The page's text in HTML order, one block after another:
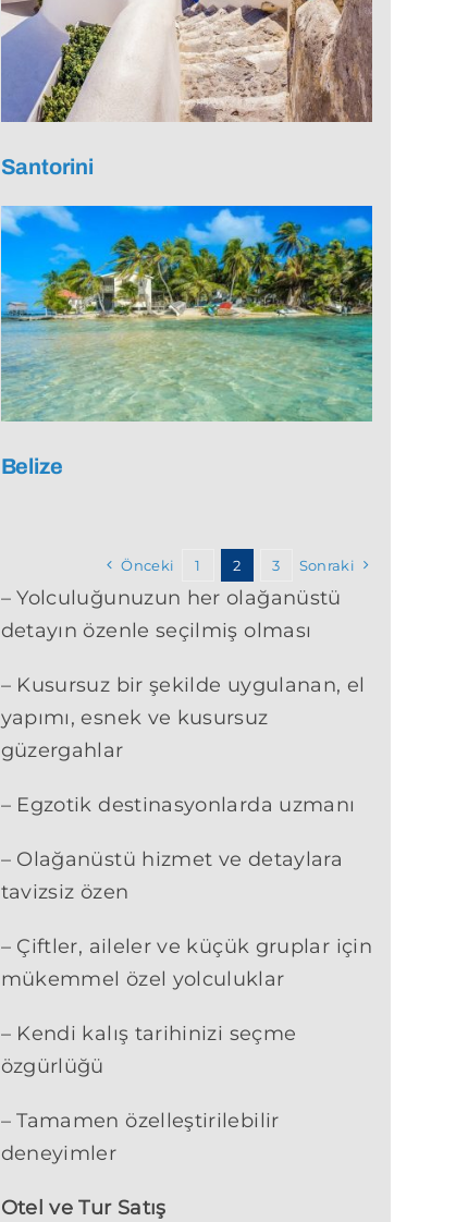
Santorini
Belize
Önceki 1 2 3 Sonraki
– Yolculuğunuzun her olağanüstü
detayın özenle seçilmiş olması
– Kusursuz bir şekilde uygulanan, el
yapımı, esnek ve kusursuz
güzergahlar
– Egzotik destinasyonlarda uzmanı
– Olağanüstü hizmet ve detaylara
tavizsiz özen
– Çiftler, aileler ve küçük gruplar için
mükemmel özel yolculuklar
– Kendi kalış tarihinizi seçme
özgürlüğü
– Tamamen özelleştirilebilir
deneyimler
Otel ve Tur Satış